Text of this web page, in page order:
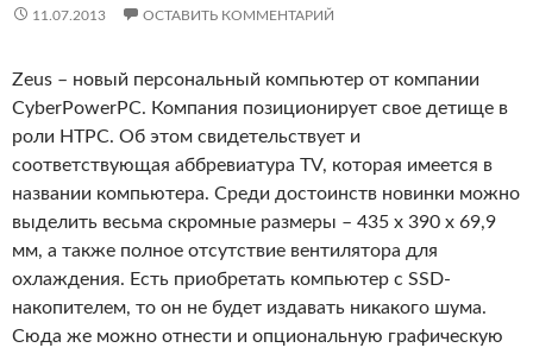
11.07.2013 ОСТАВИТЬ КОММЕНТАРИЙ
Zeus – новый персональный компьютер от компании
CyberPowerPC. Компания позиционирует свое детище в
роли HTPC. Об этом свидетельствует и
соответствующая аббревиатура TV, которая имеется в
названии компьютера. Среди достоинств новинки можно
выделить весьма скромные размеры – 435 x 390 x 69,9
мм, а также полное отсутствие вентилятора для
охлаждения. Есть приобретать компьютер с SSD-
накопителем, то он не будет издавать никакого шума.
Сюда же можно отнести и опциональную графическую